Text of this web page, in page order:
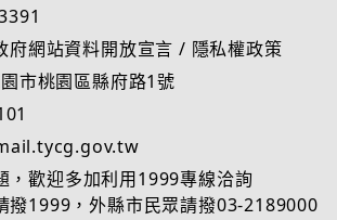
府網站資料開放宣言 / 隱私權政策
市桃園區縣府路1號
，歡迎多加利用1999專線洽詢
撥1999，外縣市民眾請撥03-2189000